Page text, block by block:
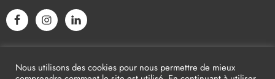
Nous utilisons des cookies pour nous permettre de mieux